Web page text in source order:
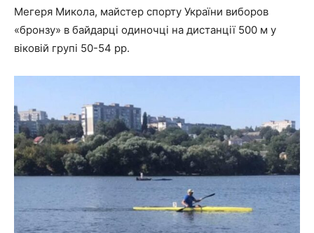
Мегеря Микола, майстер спорту України виборов
«бронзу» в байдарці одиночці на дистанції 500 м у
віковій групі 50-54 рр.